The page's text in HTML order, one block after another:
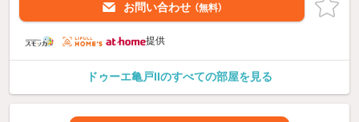
お問い合わせ （無料）
提供
ドゥーエ亀戸IIのすべての部屋を見る